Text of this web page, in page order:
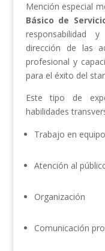
Mención especial
Básico de
responsabilidad
dirección de las
profesional y
para el éxito del
Este tipo de
habilidades
Trabajo en equipo
Atención al
Organización
Comunicación